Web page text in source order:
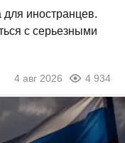
для иностранцев.
с серьезными
4 авг 2026 4 934